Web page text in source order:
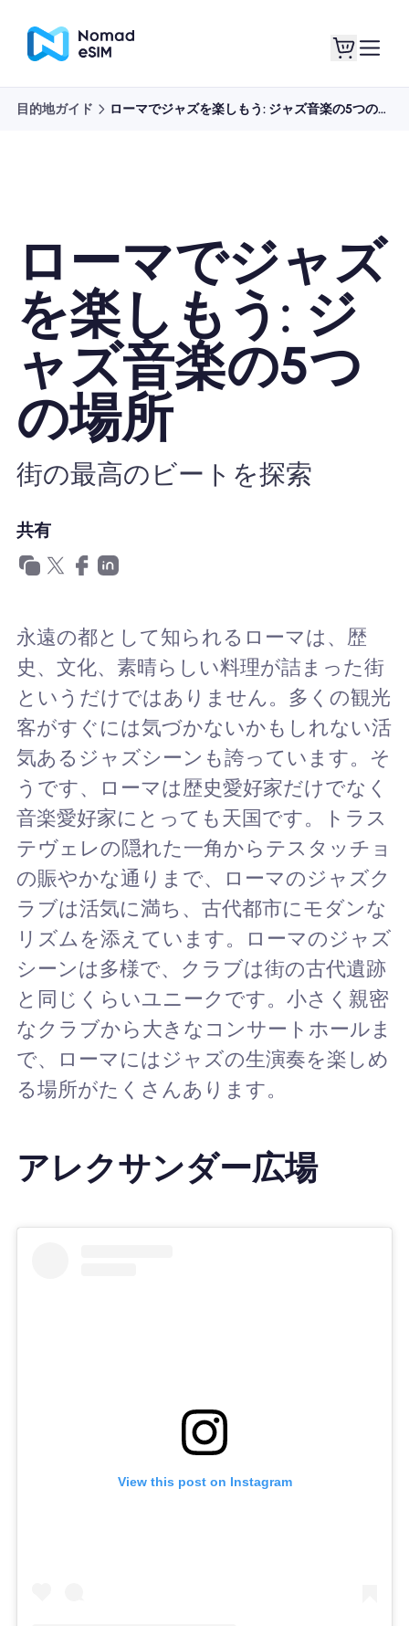
ショッププラン
eSIMについて
Nomad eSIMを使用する理由
eSIMの使用
目的地ガイド ローマでジャズを楽しもう: ジャズ音楽の5つの場所
ローマでジャズ
を楽しもう: ジ
ャズ音楽の5つ
の場所
街の最高のビートを探索
共有
永遠の都として知られるローマは、歴
史、文化、素晴らしい料理が詰まった街
というだけではありません。多くの観光
客がすぐには気づかないかもしれない活
気あるジャズシーンも誇っています。そ
うです、ローマは歴史愛好家だけでなく
音楽愛好家にとっても天国です。トラス
テヴェレの隠れた一角からテスタッチョ
の賑やかな通りまで、ローマのジャズク
ラブは活気に満ち、古代都市にモダンな
リズムを添えています。ローマのジャズ
シーンは多様で、クラブは街の古代遺跡
と同じくらいユニークです。小さく親密
なクラブから大きなコンサートホールま
で、ローマにはジャズの生演奏を楽しめ
る場所がたくさんあります。
アレクサンダー広場
View this post on Instagram